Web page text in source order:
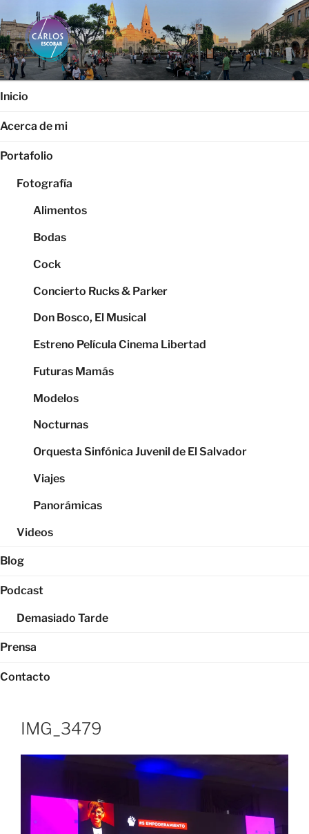
al
contenido
CARLOS ESCOBAR
Página web oficial del fotógrafo, locutor y productor audiovisual
Carlos Escobar
Inicio
Acerca de mi
Portafolio
Fotografía
Alimentos
Bodas
Cock
Concierto Rucks & Parker
Don Bosco, El Musical
Estreno Película Cinema Libertad
Futuras Mamás
Modelos
Nocturnas
Orquesta Sinfónica Juvenil de El Salvador
Viajes
Panorámicas
Videos
Blog
Podcast
Demasiado Tarde
Prensa
Contacto
IMG_3479